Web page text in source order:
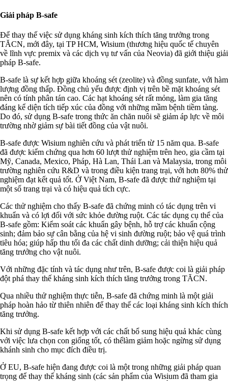
Giải pháp B-safe
Để thay thế việc sử dụng kháng sinh kích thích tăng trưởng trong
TĂCN, mới đây, tại TP HCM, Wisium (thương hiệu quốc tế chuyên
về lĩnh vực premix và các dịch vụ tư vấn của Neovia) đã giới thiệu giải
pháp B-safe.
B-safe là sự kết hợp giữa khoáng sét (zeolite) và đồng sunfate, với hàm
lượng đồng thấp. Đồng chủ yếu được định vị trên bề mặt khoáng sét
nên có tính phân tán cao. Các hạt khoáng sét rất mỏng, làm gia tăng
đáng kể diện tích tiếp xúc của đồng với những mầm bệnh tiềm tàng.
Do đó, sử dụng B-safe trong thức ăn chăn nuôi sẽ giảm áp lực về môi
trường nhờ giảm sự bài tiết đồng của vật nuôi.
B-safe được Wisium nghiên cứu và phát triển từ 15 năm qua. B-safe
đã được kiểm chứng qua hơn 60 lượt thử nghiệm trên heo, gia cầm tại
Mỹ, Canada, Mexico, Pháp, Hà Lan, Thái Lan và Malaysia, trong môi
trường nghiên cứu R&D và trong điều kiện trang trại, với hơn 80% thử
nghiệm đạt kết quả tốt. Ở Việt Nam, B-safe đã được thử nghiệm tại
một số trang trại và có hiệu quả tích cực.
Các thử nghiệm cho thấy B-safe đã chứng minh có tác dụng trên vi
khuẩn và có lợi đối với sức khỏe đường ruột. Các tác dụng cụ thể của
B-safe gồm: Kiểm soát các khuẩn gây bệnh, hỗ trợ các khuẩn cộng
sinh; đảm bảo sự cân bằng của hệ vi sinh đường ruột; bảo vệ quá trình
tiêu hóa; giúp hấp thu tối đa các chất dinh dưỡng; cải thiện hiệu quả
tăng trưởng cho vật nuôi.
Với những đặc tính và tác dụng như trên, B-safe được coi là giải pháp
đột phá thay thế kháng sinh kích thích tăng trưởng trong TĂCN.
Qua nhiều thử nghiệm thực tiễn, B-safe đã chứng minh là một giải
pháp hoàn hảo từ thiên nhiên để thay thế các loại kháng sinh kích thích
tăng trưởng.
Khi sử dụng B-safe kết hợp với các chất bổ sung hiệu quả khác cùng
với việc lưa chọn con giống tốt, có thểlàm giảm hoặc ngừng sử dụng
khánh sinh cho mục đích điều trị.
Ở EU, B-safe hiện đang được coi là một trong những giải pháp quan
trọng để thay thế kháng sinh (các sản phẩm của Wisium đã tham gia